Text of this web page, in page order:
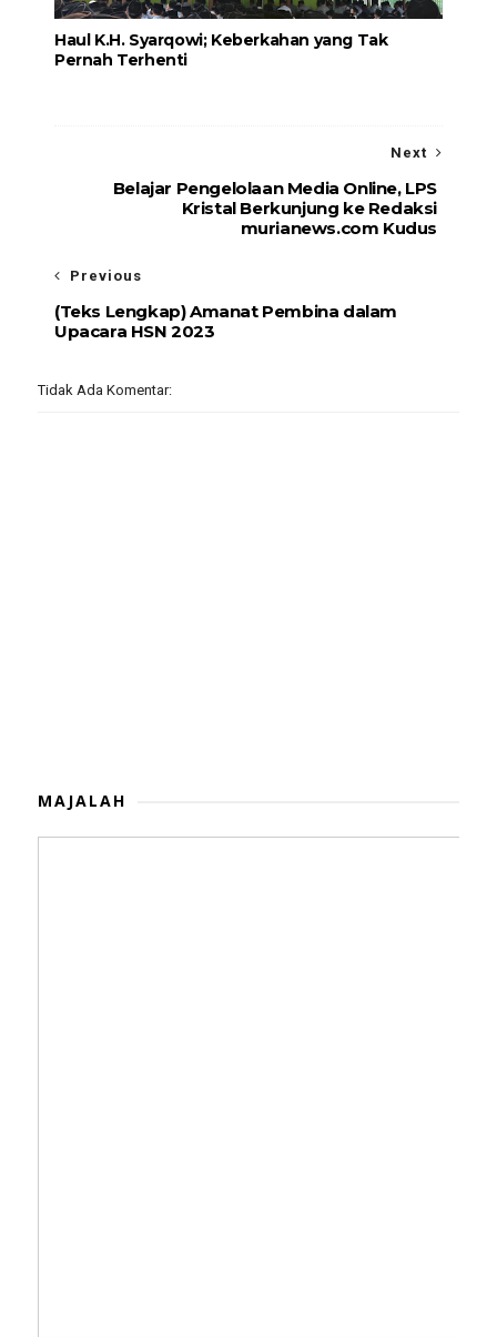
Haul K.H. Syarqowi; Keberkahan yang Tak
Pernah Terhenti
Next
Belajar Pengelolaan Media Online, LPS
Kristal Berkunjung ke Redaksi
murianews.com Kudus
Previous
(Teks Lengkap) Amanat Pembina dalam
Upacara HSN 2023
Tidak Ada Komentar:
MAJALAH